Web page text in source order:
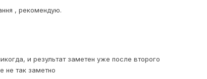
, рекомендую.
и результат заметен уже после второго
не так заметно